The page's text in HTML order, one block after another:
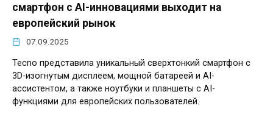
смартфон с AI-инновациями выходит на
европейский рынок
07.09.2025
Tecno представила уникальный сверхтонкий смартфон с
3D-изогнутым дисплеем, мощной батареей и AI-
ассистентом, а также ноутбуки и планшеты с AI-
функциями для европейских пользователей.